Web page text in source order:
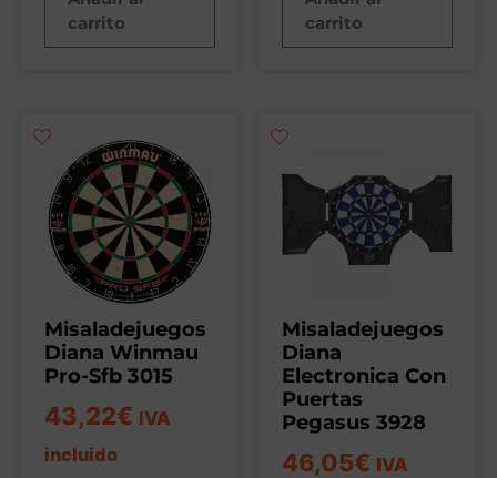
carrito
carrito
Misaladejuegos
Diana Winmau
Pro-Sfb 3015
43,22€ IVA
incluido
Misaladejuegos
Diana
Electronica Con
Puertas
Pegasus 3928
46,05€ IVA